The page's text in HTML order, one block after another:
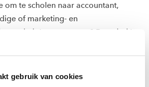
gebruik van cookies
om te scholen naar accountant,
of marketing- en
maar heb je nog vragen? Dan vind je
antwoorden én tips van studenten